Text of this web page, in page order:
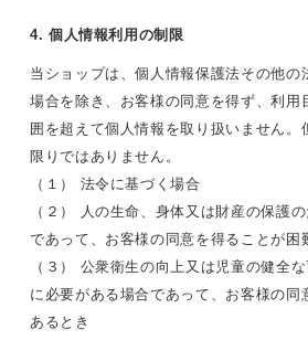
4. 個人情報利用の制限
当ショップは、個人情報保護法その他の
場合を除き、お客様の同意を得ず、利用
囲を超えて個人情報を取り扱いません。
限りではありません。
（１） 法令に基づく場合
（２） 人の生命、身体又は財産の保護
であって、お客様の同意を得ることが困
（３） 公衆衛生の向上又は児童の健全
に必要がある場合であって、お客様の同
あるとき